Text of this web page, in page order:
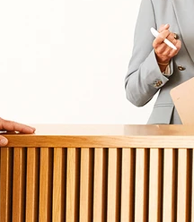
Presse
Bewertungen
Karriere
Unternehmensfakten